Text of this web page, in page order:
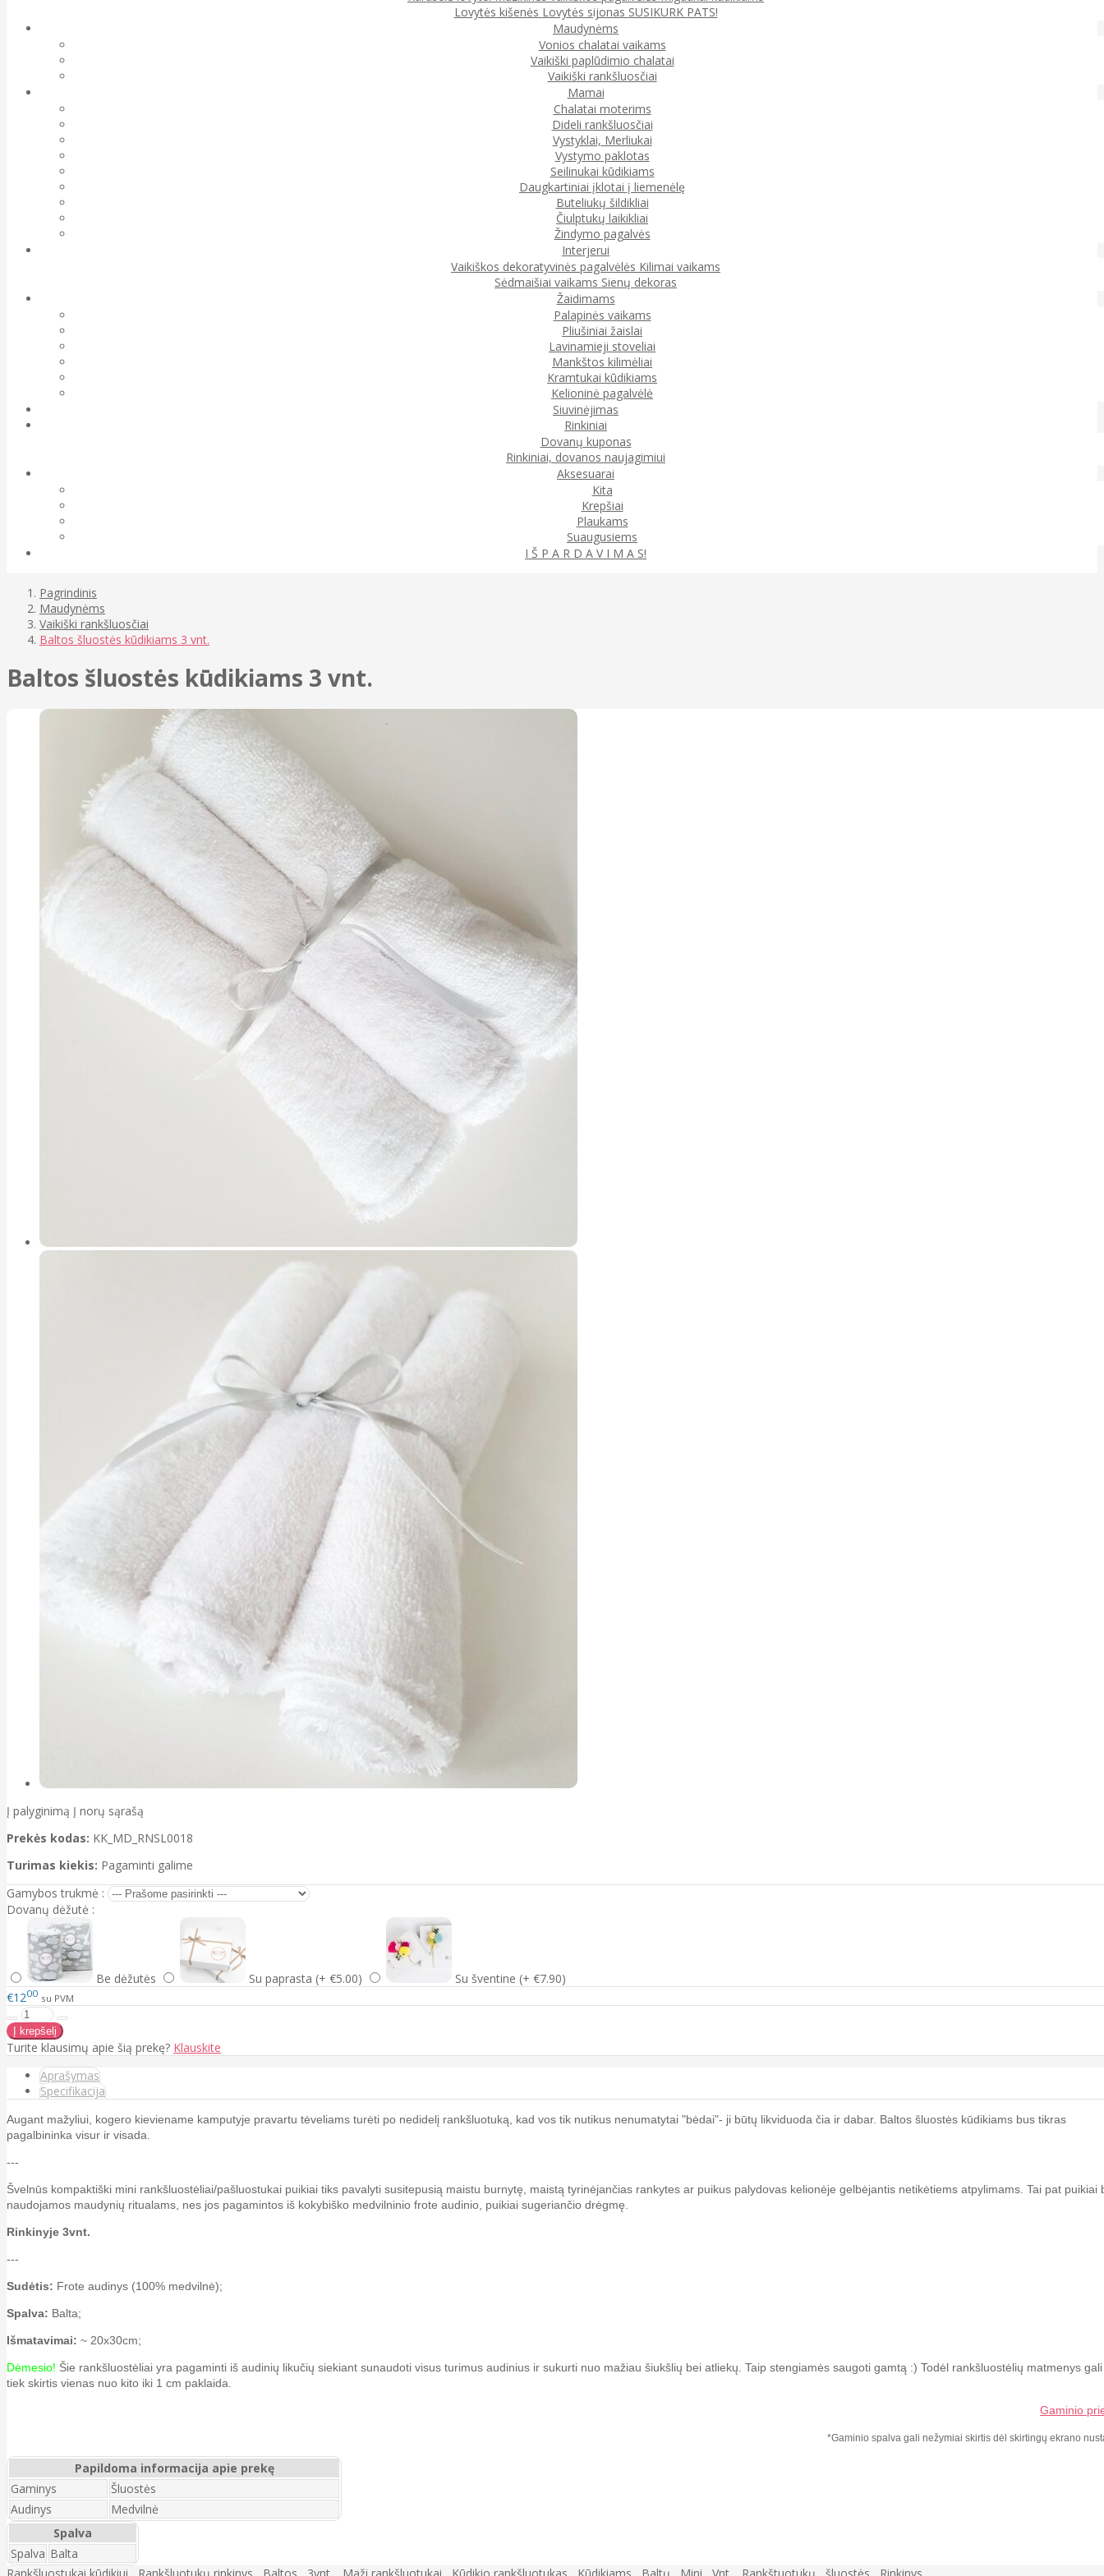
Lovytės kišenės Lovytės sijonas SUSIKURK PATS!
Maudynėms
Vonios chalatai vaikams
Vaikiški paplūdimio chalatai
Vaikiški rankšluosčiai
Mamai
Chalatai moterims
Dideli rankšluosčiai
Vystyklai, Merliukai
Vystymo paklotas
Seilinukai kūdikiams
Daugkartiniai įklotai į liemenėlę
Buteliukų šildikliai
Čiulptukų laikikliai
Žindymo pagalvės
Interjerui
Vaikiškos dekoratyvinės pagalvėlės Kilimai vaikams
Sėdmaišiai vaikams Sienų dekoras
Žaidimams
Palapinės vaikams
Pliušiniai žaislai
Lavinamieji stoveliai
Mankštos kilimėliai
Kramtukai kūdikiams
Kelioninė pagalvėlė
Siuvinėjimas
Rinkiniai
Dovanų kuponas
Rinkiniai, dovanos naujagimiui
Aksesuarai
Kita
Krepšiai
Plaukams
Suaugusiems
I Š P A R D A V I M A S!
Pagrindinis
Maudynėms
Vaikiški rankšluosčiai
Baltos šluostės kūdikiams 3 vnt.
Baltos šluostės kūdikiams 3 vnt.
Į palyginimą Į norų sąrašą
Prekės kodas: KK_MD_RNSL0018
Turimas kiekis: Pagaminti galime
Gamybos trukmė :
Dovanų dėžutė :
Be dėžutės Su paprasta (+ €5.00)
Su šventine (+ €7.90)
€1200 su PVM
Turite klausimų apie šią prekę? Klauskite
Aprašymas
Specifikacija
Augant mažyliui, kogero kieviename kamputyje pravartu tėveliams turėti po nedidelį rankšluotuką, kad vos tik nutikus nenumatytai "bėdai"- ji būtų likviduoda čia ir dabar. Baltos šluostės kūdikiams bus tikras
pagalbininka visur ir visada.
---
Švelnūs kompaktiški mini rankšluostėliai/pašluostukai puikiai tiks pavalyti susitepusią maistu burnytę, maistą tyrinėjančias rankytes ar puikus palydovas kelionėje gelbėjantis netikėtiems atpylimams. Tai pat puikiai
naudojamos maudynių ritualams, nes jos pagamintos iš kokybiško medvilninio frote audinio, puikiai sugeriančio drėgmę.
Rinkinyje 3vnt.
---
Sudėtis: Frote audinys (100% medvilnė);
Spalva: Balta;
Išmatavimai: ~ 20x30cm;
Dėmesio! Šie rankšluostėliai yra pagaminti iš audinių likučių siekiant sunaudoti visus turimus audinius ir sukurti nuo mažiau šiukšlių bei atliekų. Taip stengiamės saugoti gamtą :) Todėl rankšluostėlių matmenys
tiek skirtis vienas nuo kito iki 1 cm paklaida.
Gaminio
*Gaminio spalva gali nežymiai skirtis dėl skirtingų ekrano
Papildoma informacija apie prekę
Gaminys
Šluostės
Audinys
Medvilnė
Spalva
Spalva Balta